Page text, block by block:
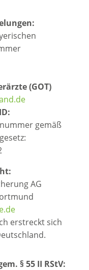
(GOT)
gemäß
AG
erstreckt sich
§ 55 II RStV: